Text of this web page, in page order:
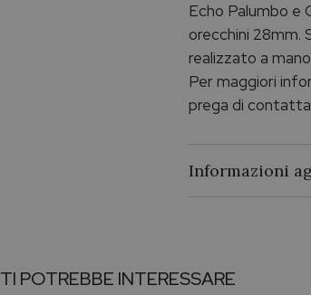
Echo Palumbo e
orecchini 28mm.
realizzato a
Per maggiori
prega di
Informazioni
Collezione
TI POTREBBE INTERESSARE